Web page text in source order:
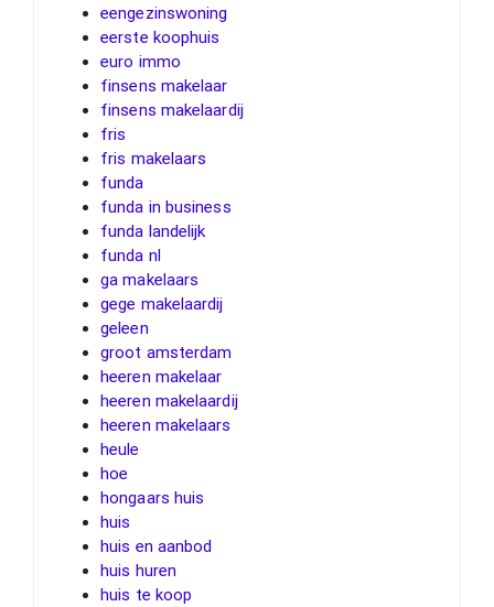
eengezinswoning
eerste koophuis
euro immo
finsens makelaar
finsens makelaardij
fris
fris makelaars
funda
funda in business
funda landelijk
funda nl
ga makelaars
gege makelaardij
geleen
groot amsterdam
heeren makelaar
heeren makelaardij
heeren makelaars
heule
hoe
hongaars huis
huis
huis en aanbod
huis huren
huis te koop